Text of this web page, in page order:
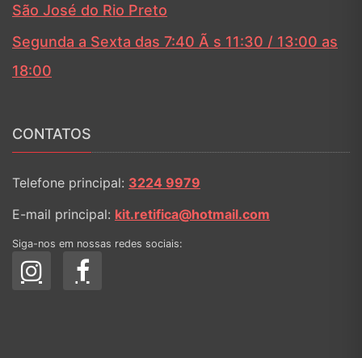
São José do Rio Preto
Segunda a Sexta das 7:40 Ã s 11:30 / 13:00 as
18:00
CONTATOS
Telefone principal: 3224 9979
E-mail principal: kit.retifica@hotmail.com
Siga-nos em nossas redes sociais: